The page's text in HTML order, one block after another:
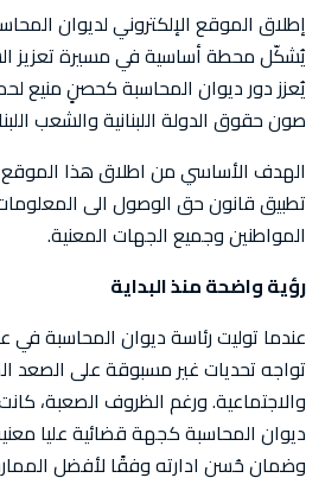
إطلاق الموقع الإلكتروني لديوان
يُشكّل محطة أساسية في مسيرة تعزيز
يُعزز دور ديوان المحاسبة كحصنٍ منيع
صون حقوق الدولة اللبنانية والشعب
الهدف الأساسي من اطلاق هذا الموقع
تطبيق قانون حق الوصول الى
المواطنين وجميع الجهات المعنية.
رؤية واضحة منذ البداية
تواجه تحديات غير مسبوقة على الصعد
والاجتماعية. ورغم الظروف الصعبة،
ديوان المحاسبة كجهة قضائية عليا
وضمان حُسن ادارته وفقًا لأفضل